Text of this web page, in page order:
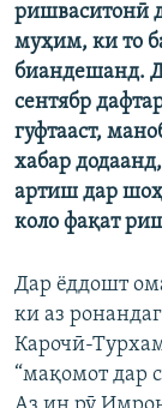
Ҳамаи
ришваситонӣ
муҳим, ки то
биандешанд.
сентябр
гуфтааст,
хабар
артиш дар
коло фақат
Дар ёддошт
ки аз
Карочӣ-
“мақомот дар